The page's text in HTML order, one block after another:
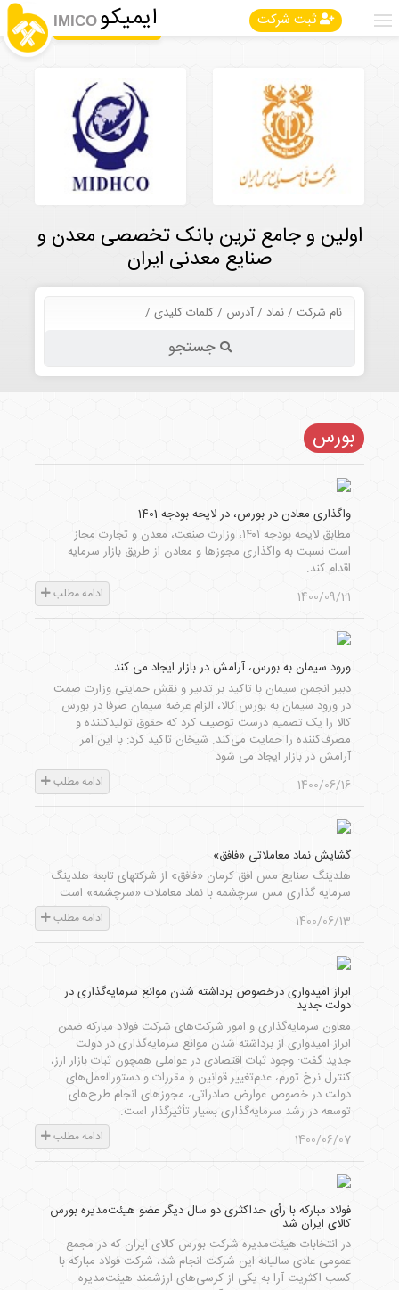
ثبت شرکت ایمیکو IMICO
اولین و جامع ترین بانک تخصصی معدن و
صنایع معدنی ایران
جستجو
بورس
واگذاری معادن در بورس، در لایحه بودجه 1401
مطابق لایحه بودجه ۱۴۰۱، وزارت صنعت، معدن و تجارت مجاز
است نسبت به واگذاری مجوزها و معادن از طریق بازار سرمایه
اقدام کند.
1400/09/21
ادامه مطلب
ورود سیمان به بورس، آرامش در بازار ایجاد می کند
​دبیر انجمن سیمان با تاکید بر تدبیر و نقش حمایتی وزارت صمت
در ورود سیمان به بورس کالا، الزام عرضه سیمان صرفا در بورس
کالا را یک تصمیم درست توصیف کرد که حقوق تولیدکننده و
مصرف‌کننده را حمایت می‌کند. شیخان تاکید کرد: با این امر
آرامش در بازار ایجاد می شود.
1400/06/16
ادامه مطلب
گشایش نماد معاملاتی «فافق»
هلدینگ صنایع مس افق کرمان «فافق» از شرکتهای تابعه هلدینگ
سرمایه گذاری مس سرچشمه با نماد معاملات «سرچشمه» است
1400/06/13
ادامه مطلب
ابراز امیدواری درخصوص برداشته شدن موانع سرمایه‌گذاری در
دولت جدید
معاون سرمایه‌گذاری و امور شرکت‌های شرکت فولاد مبارکه ضمن
ابراز امیدواری از برداشته شدن موانع سرمایه‌گذاری در دولت
جدید گفت: وجود ثبات اقتصادی در عواملی همچون ثبات بازار ارز،
کنترل نرخ تورم، عدم‌تغییر قوانین و مقررات و دستورالعمل‌های
دولت در خصوص عوارض صادراتی، مجوزهای انجام طرح‌های
توسعه در رشد سرمایه‌گذاری بسیار تأثیرگذار است.
1400/06/07
ادامه مطلب
فولاد مباركه با رأی حداكثری دو سال دیگر عضو هیئت‌مدیره بورس
كالای ایران شد
در انتخابات هیئت‌مدیره شرکت بورس کالای ایران که در مجمع
عمومی عادی سالیانه این شرکت انجام شد، شرکت فولاد مبارکه با
کسب اکثریت آرا به یکی از کرسی‌های ارزشمند هیئت‌مدیره